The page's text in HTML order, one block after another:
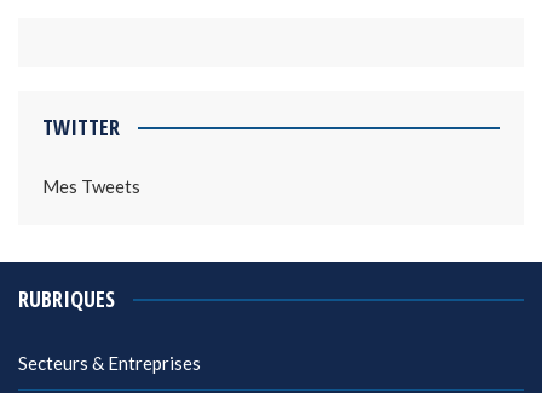
TWITTER
Mes Tweets
RUBRIQUES
Secteurs & Entreprises